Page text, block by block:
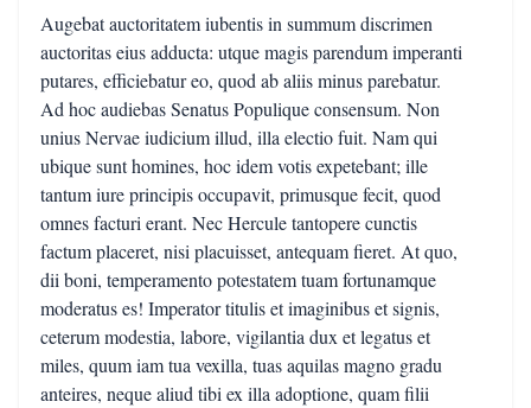
Augebat auctoritatem iubentis in summum discrimen
auctoritas eius adducta: utque magis parendum imperanti
putares, efficiebatur eo, quod ab aliis minus parebatur.
Ad hoc audiebas Senatus Populique consensum. Non
unius Nervae iudicium illud, illa electio fuit. Nam qui
ubique sunt homines, hoc idem votis expetebant; ille
tantum iure principis occupavit, primusque fecit, quod
omnes facturi erant. Nec Hercule tantopere cunctis
factum placeret, nisi placuisset, antequam fieret. At quo,
dii boni, temperamento potestatem tuam fortunamque
moderatus es! Imperator titulis et imaginibus et signis,
ceterum modestia, labore, vigilantia dux et legatus et
miles, quum iam tua vexilla, tuas aquilas magno gradu
anteires, neque aliud tibi ex illa adoptione, quam filii